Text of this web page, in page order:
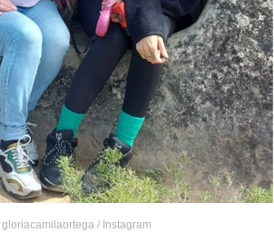
gloriacamilaortega / Instagram